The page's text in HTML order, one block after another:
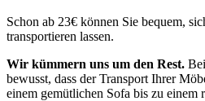
Schon ab 23€ können Sie bequem,
transportieren lassen.
Wir kümmern uns um den Rest.
bewusst, dass der Transport Ihrer
einem gemütlichen Sofa bis zu einem